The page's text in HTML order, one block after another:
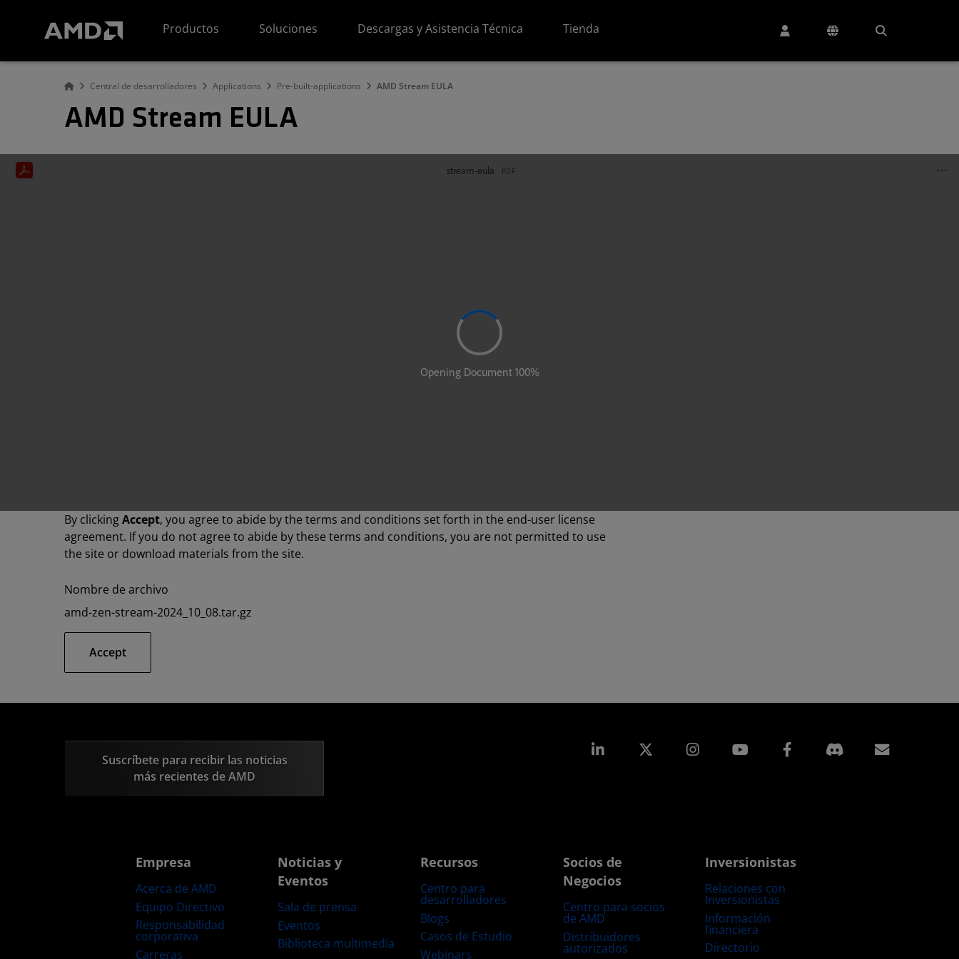
Productos
Soluciones Descargas y Asistencia Técnica Tienda
Central de desarrolladores Applications Pre-built-applications AMD Stream EULA
AMD Stream EULA
By clickingAccept, you agree to abide by the terms and conditions set forth in the end-user license
agreement. If you do not agree to abide by these terms and conditions, you are not permitted to use
the site or download materials from the site.
Nombre de archivo
amd-zen-stream-2024_10_08.tar.gz
Accept
Suscríbete para recibir las noticias
más recientes de AMD
LinkedIn Instagram Facebook
Empresa
Acerca de AMD
Equipo Directivo
Responsabilidad
corporativa
Carreras
Noticias y
Eventos
Sala de prensa
Eventos
Biblioteca multimedia
Recursos
Centro para
desarrolladores
Blogs
Casos de Estudio
Webinars
Socios de
Negocios
Centro para socios
de AMD
Distribuidores
autorizados
Inversionistas
Relaciones con
Inversionistas
Información
financiera
Directorio